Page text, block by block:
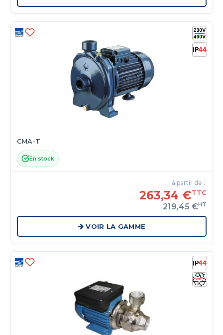
CMA-T
En stock
à partir de :
263,34 €TTC
219,45 €HT
VOIR LA GAMME